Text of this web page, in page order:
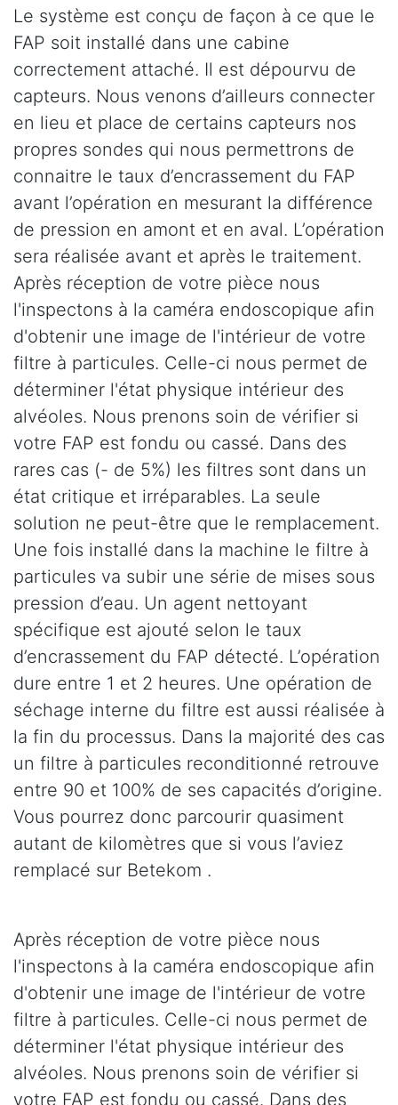
Le système est conçu de façon à ce que le
FAP soit installé dans une cabine
correctement attaché. Il est dépourvu de
capteurs. Nous venons d’ailleurs connecter
en lieu et place de certains capteurs nos
propres sondes qui nous permettrons de
connaitre le taux d’encrassement du FAP
avant l’opération en mesurant la différence
de pression en amont et en aval. L’opération
sera réalisée avant et après le traitement.
Après réception de votre pièce nous
l'inspectons à la caméra endoscopique afin
d'obtenir une image de l'intérieur de votre
filtre à particules. Celle-ci nous permet de
déterminer l'état physique intérieur des
alvéoles. Nous prenons soin de vérifier si
votre FAP est fondu ou cassé. Dans des
rares cas (- de 5%) les filtres sont dans un
état critique et irréparables. La seule
solution ne peut-être que le remplacement.
Une fois installé dans la machine le filtre à
particules va subir une série de mises sous
pression d’eau. Un agent nettoyant
spécifique est ajouté selon le taux
d’encrassement du FAP détecté. L’opération
dure entre 1 et 2 heures. Une opération de
séchage interne du filtre est aussi réalisée à
la fin du processus. Dans la majorité des cas
un filtre à particules reconditionné retrouve
entre 90 et 100% de ses capacités d’origine.
Vous pourrez donc parcourir quasiment
autant de kilomètres que si vous l’aviez
remplacé sur Betekom .
Après réception de votre pièce nous
l'inspectons à la caméra endoscopique afin
d'obtenir une image de l'intérieur de votre
filtre à particules. Celle-ci nous permet de
déterminer l'état physique intérieur des
alvéoles. Nous prenons soin de vérifier si
votre FAP est fondu ou cassé. Dans des